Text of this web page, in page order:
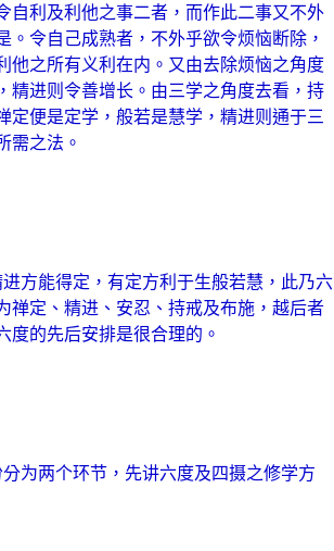
自利及利他之事二者，而作此二事又不外
令自己成熟者，不外乎欲令烦恼断除，
他之所有义利在内。又由去除烦恼之角度
精进则令善增长。由三学之角度去看，持
定便是定学，般若是慧学，精进则通于三
需之法。
方能得定，有定方利于生般若慧，此乃六
禅定、精进、安忍、持戒及布施，越后者
度的先后安排是很合理的。
为两个环节，先讲六度及四摄之修学方